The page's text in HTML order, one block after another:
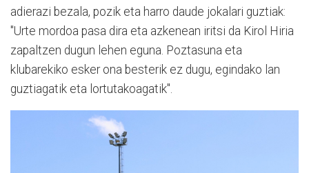
adierazi bezala, pozik eta harro daude jokalari guztiak:
"Urte mordoa pasa dira eta azkenean iritsi da Kirol Hiria
zapaltzen dugun lehen eguna. Poztasuna eta
klubarekiko esker ona besterik ez dugu, egindako lan
guztiagatik eta lortutakoagatik".